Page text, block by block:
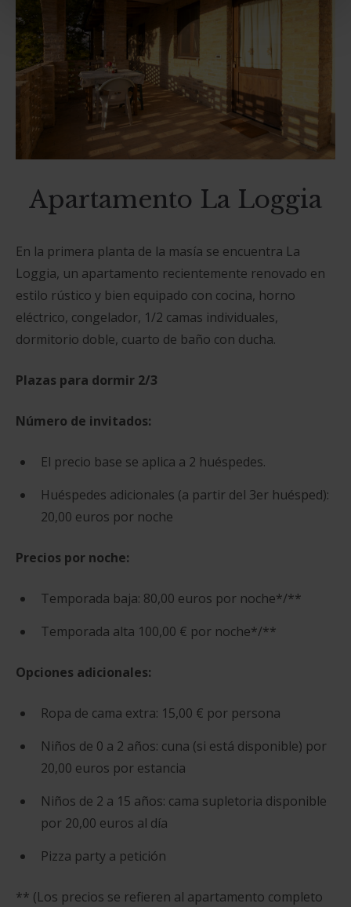
Apartamento La Loggia
En la primera planta de la masía se encuentra La
Loggia, un apartamento recientemente renovado en
estilo rústico y bien equipado con cocina, horno
eléctrico, congelador, 1/2 camas individuales,
dormitorio doble, cuarto de baño con ducha.
Plazas para dormir 2/3
Número de invitados:
El precio base se aplica a 2 huéspedes.
Huéspedes adicionales (a partir del 3er huésped):
20,00 euros por noche
Precios por noche:
Temporada baja: 80,00 euros por noche*/**
Temporada alta 100,00 € por noche*/**
Opciones adicionales:
Ropa de cama extra: 15,00 € por persona
Niños de 0 a 2 años: cuna (si está disponible) por
20,00 euros por estancia
Niños de 2 a 15 años: cama supletoria disponible
por 20,00 euros al día
Pizza party a petición
** (Los precios se refieren al apartamento completo